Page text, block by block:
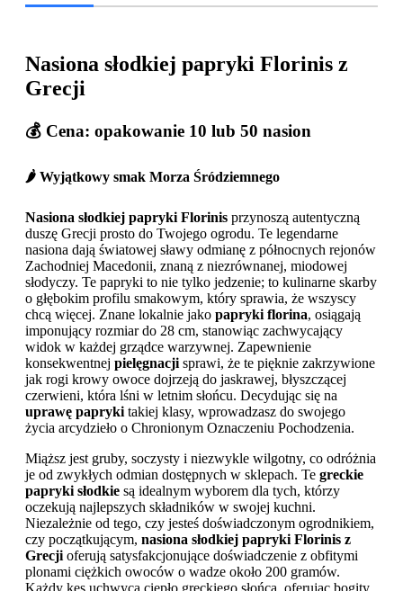
Nasiona słodkiej papryki Florinis z
Grecji
💰 Cena: opakowanie 10 lub 50 nasion
🌶️ Wyjątkowy smak Morza Śródziemnego
Nasiona słodkiej papryki Florinis przynoszą autentyczną
duszę Grecji prosto do Twojego ogrodu. Te legendarne
nasiona dają światowej sławy odmianę z północnych rejonów
Zachodniej Macedonii, znaną z niezrównanej, miodowej
słodyczy. Te papryki to nie tylko jedzenie; to kulinarne skarby
o głębokim profilu smakowym, który sprawia, że wszyscy
chcą więcej. Znane lokalnie jako papryki florina, osiągają
imponujący rozmiar do 28 cm, stanowiąc zachwycający
widok w każdej grządce warzywnej. Zapewnienie
konsekwentnej pielęgnacji sprawi, że te pięknie zakrzywione
jak rogi krowy owoce dojrzeją do jaskrawej, błyszczącej
czerwieni, która lśni w letnim słońcu. Decydując się na
uprawę papryki takiej klasy, wprowadzasz do swojego
życia arcydzieło o Chronionym Oznaczeniu Pochodzenia.
Miąższ jest gruby, soczysty i niezwykle wilgotny, co odróżnia
je od zwykłych odmian dostępnych w sklepach. Te greckie
papryki słodkie są idealnym wyborem dla tych, którzy
oczekują najlepszych składników w swojej kuchni.
Niezależnie od tego, czy jesteś doświadczonym ogrodnikiem,
czy początkującym, nasiona słodkiej papryki Florinis z
Grecji oferują satysfakcjonujące doświadczenie z obfitymi
plonami ciężkich owoców o wadze około 200 gramów.